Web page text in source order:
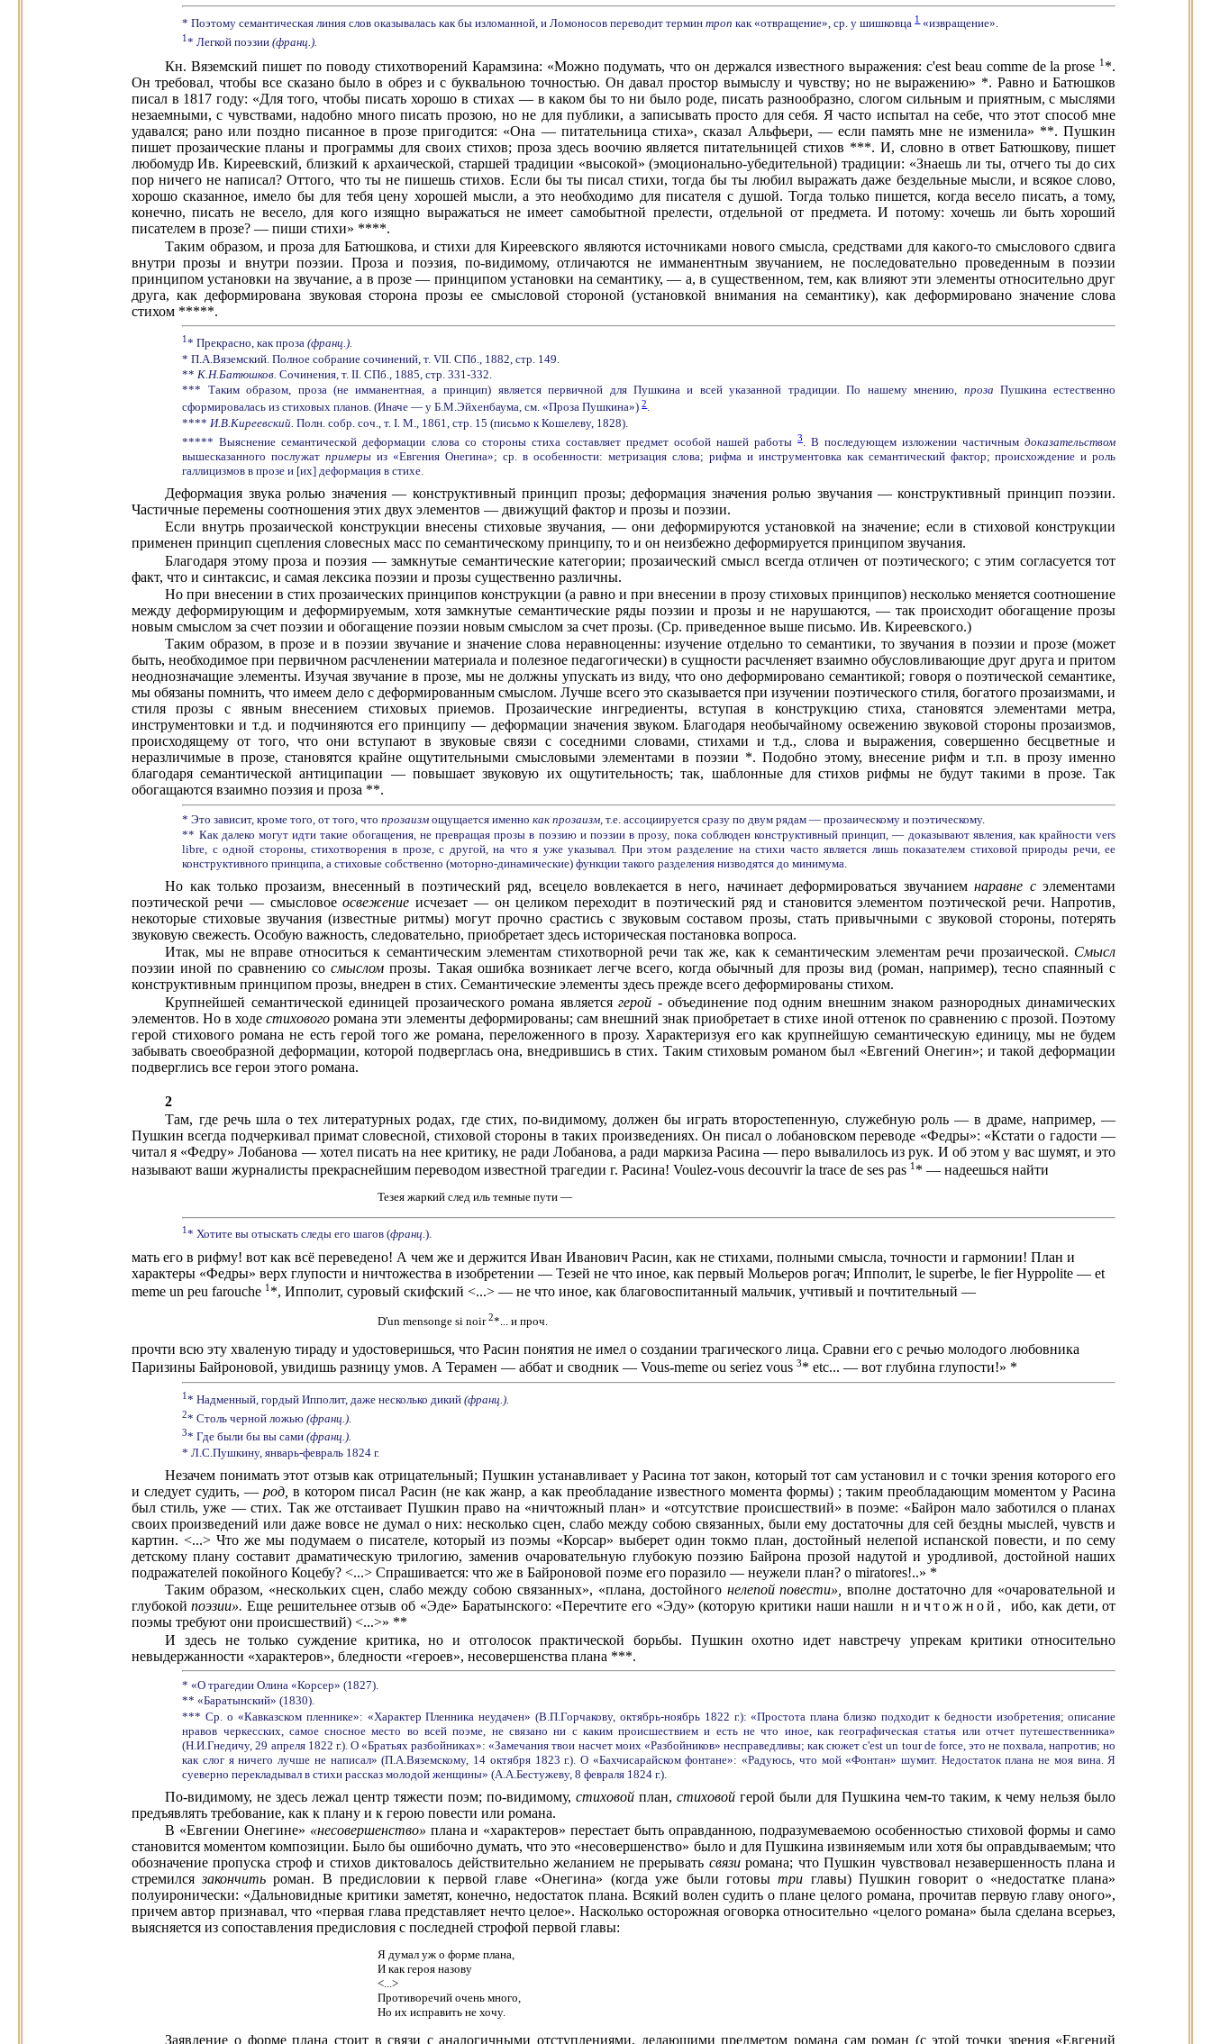
* Поэтому семантическая линия слов оказывалась как бы изломанной, и Ломоносов переводит терминтропкак «отвращение», ср. у шишковца1«извращение».
1* Легкой поэзии(франц.).
Кн. Вяземский пишет по поводу стихотворений Карамзина: «Можно подумать, что он держался известного выражения: c'est beau comme de la prose 1 *.
Он требовал, чтобы все сказано было в обрез и с буквальною точностью. Он давал простор вымыслу и чувству; но не выражению» *. Равно и Батюшков
писал в 1817 году: «Для того, чтобы писать хорошо в стихах — в каком бы то ни было роде, писать разнообразно, слогом сильным и приятным, с мыслями
незаемными, с чувствами, надобно много писать прозою, но не для публики, а записывать просто для себя. Я часто испытал на себе, что этот способ мне
удавался; рано или поздно писанное в прозе пригодится: «Она — питательница стиха», сказал Альфьери, — если память мне не изменила» **. Пушкин
пишет прозаические планы и программы для своих стихов; проза здесь воочию является питательницей стихов ***. И, словно в ответ Батюшкову, пишет
любомудр Ив. Киреевский, близкий к архаической, старшей традиции «высокой» (эмоционально-убедительной) традиции: «Знаешь ли ты, отчего ты до сих
пор ничего не написал? Оттого, что ты не пишешь стихов. Если бы ты писал стихи, тогда бы ты любил выражать даже бездельные мысли, и всякое слово,
хорошо сказанное, имело бы для тебя цену хорошей мысли, а это необходимо для писателя с душой. Тогда только пишется, когда весело писать, а тому,
конечно, писать не весело, для кого изящно выражаться не имеет самобытной прелести, отдельной от предмета. И потому: хочешь ли быть хороший
писателем в прозе? — пиши стихи» ****.
Таким образом, и проза для Батюшкова, и стихи для Киреевского являются источниками нового смысла, средствами для какого-то смыслового сдвига
внутри прозы и внутри поэзии. Проза и поэзия, по-видимому, отличаются не имманентным звучанием, не последовательно проведенным в поэзии
принципом установки на звучание, а в прозе — принципом установки на семантику, — а, в существенном, тем, как влияют эти элементы относительно друг
друга, как деформирована звуковая сторона прозы ее смысловой стороной (установкой внимания на семантику), как деформировано значение слова
стихом *****.
1* Прекрасно, как проза(франц.).
* П.А.Вяземский. Полное собрание сочинений, т. VII. СПб., 1882, стр. 149.
**К.Н.Батюшков.Сочинения, т. II. СПб., 1885, стр. 331-332.
*** Таким образом, проза (не имманентная, а принцип) является первичной для Пушкина и всей указанной традиции. По нашему мнению, проза Пушкина естественно
сформировалась из стиховых планов. (Иначе — у Б.М.Эйхенбаума, см. «Проза Пушкина»)2.
****И.В.Киреевский.Полн. собр. соч., т. I. М., 1861, стр. 15 (письмо к Кошелеву, 1828).
***** Выяснение семантической деформации слова со стороны стиха составляет предмет особой нашей работы3. В последующем изложении частичнымдоказательством
вышесказанного послужатпримерыиз «Евгения Онегина»; ср. в особенности: метризация слова; рифма и инструментовка как семантический фактор; происхождение и роль
галлицизмов в прозе и [их] деформация в стихе.
Деформация звука ролью значения — конструктивный принцип прозы; деформация значения ролью звучания — конструктивный принцип поэзии.
Частичные перемены соотношения этих двух элементов — движущий фактор и прозы и поэзии.
Если внутрь прозаической конструкции внесены стиховые звучания, — они деформируются установкой на значение; если в стиховой конструкции
применен принцип сцепления словесных масс по семантическому принципу, то и он неизбежно деформируется принципом звучания.
Благодаря этому проза и поэзия — замкнутые семантические категории; прозаический смысл всегда отличен от поэтического; с этим согласуется тот
факт, что и синтаксис, и самая лексика поэзии и прозы существенно различны.
Но при внесении в стих прозаических принципов конструкции (а равно и при внесении в прозу стиховых принципов) несколько меняется соотношение
между деформирующим и деформируемым, хотя замкнутые семантические ряды поэзии и прозы и не нарушаются, — так происходит обогащение прозы
новым смыслом за счет поэзии и обогащение поэзии новым смыслом за счет прозы. (Ср. приведенное выше письмо. Ив. Киреевского.)
Таким образом, в прозе и в поэзии звучание и значение слова неравноценны: изучение отдельно то семантики, то звучания в поэзии и прозе (может
быть, необходимое при первичном расчленении материала и полезное педагогически) в сущности расчленяет взаимно обусловливающие друг друга и притом
неоднозначащие элементы. Изучая звучание в прозе, мы не должны упускать из виду, что оно деформировано семантикой; говоря о поэтической семантике,
мы обязаны помнить, что имеем дело с деформированным смыслом. Лучше всего это сказывается при изучении поэтического стиля, богатого прозаизмами, и
стиля прозы с явным внесением стиховых приемов. Прозаические ингредиенты, вступая в конструкцию стиха, становятся элементами метра,
инструментовки и т.д. и подчиняются его принципу — деформации значения звуком. Благодаря необычайному освежению звуковой стороны прозаизмов,
происходящему от того, что они вступают в звуковые связи с соседними словами, стихами и т.д., слова и выражения, совершенно бесцветные и
неразличимые в прозе, становятся крайне ощутительными смысловыми элементами в поэзии *. Подобно этому, внесение рифм и т.п. в прозу именно
благодаря семантической антиципации — повышает звуковую их ощутительность; так, шаблонные для стихов рифмы не будут такими в прозе. Так
обогащаются взаимно поэзия и проза **.
* Это зависит, кроме того, от того, чтопрозаизмощущается именнокак прозаизм,т.е. ассоциируется сразу по двум рядам — прозаическому и поэтическому.
** Как далеко могут идти такие обогащения, не превращая прозы в поэзию и поэзии в прозу, пока соблюден конструктивный принцип, — доказывают явления, как крайности vers
libre, с одной стороны, стихотворения в прозе, с другой, на что я уже указывал. При этом разделение на стихи часто является лишь показателем стиховой природы речи, ее
конструктивного принципа, а стиховые собственно (моторно-динамические) функции такого разделения низводятся до минимума.
Но как только прозаизм, внесенный в поэтический ряд, всецело вовлекается в него, начинает деформироваться звучаниемнаравне сэлементами
поэтической речи — смысловоеосвежениеисчезает — он целиком переходит в поэтический ряд и становится элементом поэтической речи. Напротив,
некоторые стиховые звучания (известные ритмы) могут прочно срастись с звуковым составом прозы, стать привычными с звуковой стороны, потерять
звуковую свежесть. Особую важность, следовательно, приобретает здесь историческая постановка вопроса.
Итак, мы не вправе относиться к семантическим элементам стихотворной речи так же, как к семантическим элементам речи прозаической. Смысл
поэзии иной по сравнению сосмысломпрозы. Такая ошибка возникает легче всего, когда обычный для прозы вид (роман, например), тесно спаянный с
конструктивным принципом прозы, внедрен в стих. Семантические элементы здесь прежде всего деформированы стихом.
Крупнейшей семантической единицей прозаического романа являетсягерой - объединение под одним внешним знаком разнородных динамических
элементов. Но в ходестиховогоромана эти элементы деформированы; сам внешний знак приобретает в стихе иной оттенок по сравнению с прозой. Поэтому
герой стихового романа не есть герой того же романа, переложенного в прозу. Характеризуя его как крупнейшую семантическую единицу, мы не будем
забывать своеобразной деформации, которой подверглась она, внедрившись в стих. Таким стиховым романом был «Евгений Онегин»; и такой деформации
подверглись все герои этого романа.
2
Там, где речь шла о тех литературных родах, где стих, по-видимому, должен бы играть второстепенную, служебную роль — в драме, например, —
Пушкин всегда подчеркивал примат словесной, стиховой стороны в таких произведениях. Он писал о лобановском переводе «Федры»: «Кстати о гадости —
читал я «Федру» Лобанова — хотел писать на нее критику, не ради Лобанова, а ради маркиза Расина — перо вывалилось из рук. И об этом у вас шумят, и это
называют ваши журналисты прекраснейшим переводом известной трагедии г. Расина! Voulez-vous decouvrir la trace de ses pas 1 * — надеешься найти
Тезея жаркий след иль темные пути —
1* Хотите вы отыскать следы его шагов (франц.).
мать его в рифму! вот как всё переведено! А чем же и держится Иван Иванович Расин, как не стихами, полными смысла, точности и гармонии! План и
характеры «Федры» верх глупости и ничтожества в изобретении — Тезей не что иное, как первый Мольеров рогач; Ипполит, le superbe, le fier Hyppolite — et
meme un peu farouche 1 *, Ипполит, суровый скифский <...> — не что иное, как благовоспитанный мальчик, учтивый и почтительный —
D'un mensonge si noir2*... и проч.
прочти всю эту хваленую тираду и удостоверишься, что Расин понятия не имел о создании трагического лица. Сравни его с речью молодого любовника
Паризины Байроновой, увидишь разницу умов. А Терамен — аббат и сводник — Vous-meme ou seriez vous 3* etc... — вот глубина глупости!» *
1* Надменный, гордый Ипполит, даже несколько дикий(франц.).
2* Столь черной ложью(франц.).
3* Где были бы вы сами(франц.).
* Л.С.Пушкину, январь-февраль 1824 г.
Незачем понимать этот отзыв как отрицательный; Пушкин устанавливает у Расина тот закон, который тот сам установил и с точки зрения которого его
и следует судить, — род,в котором писал Расин (не как жанр, а как преобладание известного момента формы) ; таким преобладающим моментом у Расина
был стиль, уже — стих. Так же отстаивает Пушкин право на «ничтожный план» и «отсутствие происшествий» в поэме: «Байрон мало заботился о планах
своих произведений или даже вовсе не думал о них: несколько сцен, слабо между собою связанных, были ему достаточны для сей бездны мыслей, чувств и
картин. <...> Что же мы подумаем о писателе, который из поэмы «Корсар» выберет один токмо план, достойный нелепой испанской повести, и по сему
детскому плану составит драматическую трилогию, заменив очаровательную глубокую поэзию Байрона прозой надутой и уродливой, достойной наших
подражателей покойного Коцебу? <...> Спрашивается: что же в Байроновой поэме его поразило — неужели план? о miratores!..» *
Таким образом, «нескольких сцен, слабо между собою связанных», «плана, достойного нелепой повести»,вполне достаточно для «очаровательной и
глубокойпоэзии».Еще решительнее отзыв об «Эде» Баратынского: «Перечтите его «Эду» (которую критики наши нашли ничтожной,ибо, как дети, от
поэмы требуют они происшествий) <...>» **
И здесь не только суждение критика, но и отголосок практической борьбы. Пушкин охотно идет навстречу упрекам критики относительно
невыдержанности «характеров», бледности «героев», несовершенства плана ***.
* «О трагедии Олина «Корсер» (1827).
** «Баратынский» (1830).
*** Ср. о «Кавказском пленнике»: «Характер Пленника неудачен» (В.П.Горчакову, октябрь-ноябрь 1822 г.): «Простота плана близко подходит к бедности изобретения; описание
нравов черкесских, самое сносное место во всей поэме, не связано ни с каким происшествием и есть не что иное, как географическая статья или отчет путешественника»
(Н.И.Гнедичу, 29 апреля 1822 г.). О «Братьях разбойниках»: «Замечания твои насчет моих «Разбойников» несправедливы; как сюжет c'est un tour de force, это не похвала, напротив; но
как слог я ничего лучше не написал» (П.А.Вяземскому, 14 октября 1823 г.). О «Бахчисарайском фонтане»: «Радуюсь, что мой «Фонтан» шумит. Недостаток плана не моя вина. Я
суеверно перекладывал в стихи рассказ молодой женщины» (А.А.Бестужеву, 8 февраля 1824 г.).
По-видимому, не здесь лежал центр тяжести поэм; по-видимому, стиховой план, стиховой герой были для Пушкина чем-то таким, к чему нельзя было
предъявлять требование, как к плану и к герою повести или романа.
В «Евгении Онегине» «несовершенство» плана и «характеров» перестает быть оправданною, подразумеваемою особенностью стиховой формы и само
становится моментом композиции. Было бы ошибочно думать, что это «несовершенство» было и для Пушкина извиняемым или хотя бы оправдываемым; что
обозначение пропуска строф и стихов диктовалось действительно желанием не прерывать связиромана; что Пушкин чувствовал незавершенность плана и
стремилсязакончитьроман. В предисловии к первой главе «Онегина» (когда уже были готовытри главы) Пушкин говорит о «недостатке плана»
полуиронически: «Дальновидные критики заметят, конечно, недостаток плана. Всякий волен судить о плане целого романа, прочитав первую главу оного»,
причем автор признавал, что «первая глава представляет нечто целое». Насколько осторожная оговорка относительно «целого романа» была сделана всерьез,
выясняется из сопоставления предисловия с последней строфой первой главы:
Я думал уж о форме плана,
И как героя назову
<...>
Противоречий очень много,
Но их исправить не хочу.
Заявление о форме плана стоит в связи с аналогичными отступлениями, делающими предметом романа сам роман (с этой точки зрения «Евгений